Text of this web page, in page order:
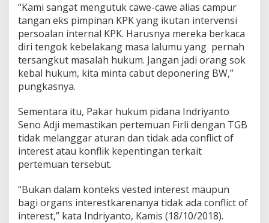
i
d
“Kami sangat mengutuk cawe-cawe alias campur
tangan eks pimpinan KPK yang ikutan intervensi
persoalan internal KPK. Harusnya mereka berkaca
diri tengok kebelakang masa lalumu yang pernah
tersangkut masalah hukum. Jangan jadi orang sok
kebal hukum, kita minta cabut deponering BW,”
pungkasnya.
Sementara itu, Pakar hukum pidana Indriyanto
Seno Adji memastikan pertemuan Firli dengan TGB
tidak melanggar aturan dan tidak ada conflict of
interest atau konflik kepentingan terkait
pertemuan tersebut.
“Bukan dalam konteks vested interest maupun
bagi organs interestkarenanya tidak ada conflict of
interest,” kata Indriyanto, Kamis (18/10/2018).